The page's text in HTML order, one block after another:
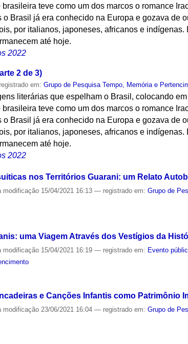
teve como um dos marcos o romance
Brasil já era conhecido na Europa e gozava de
por italianos, japoneses, africanos e indígenas.
até hoje.
2022
2 de 3)
em:Grupo de Pesquisa Tempo, Memória e
literárias que espelham o Brasil, colocando
teve como um dos marcos o romance
Brasil já era conhecido na Europa e gozava de
por italianos, japoneses, africanos e indígenas.
até hoje.
2022
nos Territórios Guarani: um Relato
modificação 15/04/2021 16:13— registrado em:Grupo de
uma Viagem Através dos Vestígios da
modificação 15/04/2021 16:19— registrado em: Evento
e Canções Infantis como Patrimônio
modificação 23/06/2021 16:04— registrado em:Grupo de